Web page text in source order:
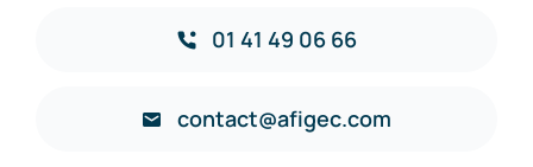
01 41 49 06 66
contact@afigec.com